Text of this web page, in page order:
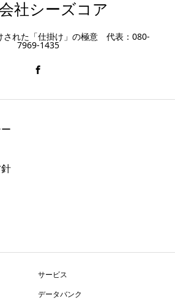
社シーズコア
された「仕掛け」の極意 代表：080-
7969-1435
サービス
データバンク